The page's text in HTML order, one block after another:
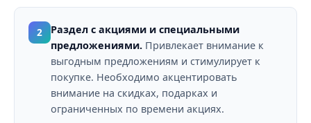
2
Раздел с акциями и специальными
предложениями. Привлекает внимание к
выгодным предложениям и стимулирует к
покупке. Необходимо акцентировать
внимание на скидках, подарках и
ограниченных по времени акциях.